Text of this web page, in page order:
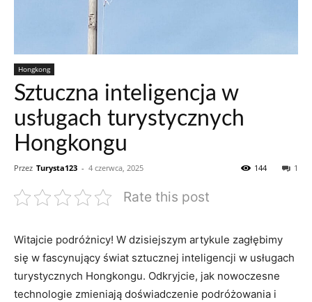
Hongkong
Sztuczna inteligencja w
usługach turystycznych
Hongkongu
Przez Turysta123 - 4 czerwca, 2025 1
144
Rate this post
Witajcie podróżnicy!⁤ W dzisiejszym ⁣artykule zagłębimy
się w fascynujący świat⁣ sztucznej inteligencji w usługach
turystycznych Hongkongu. Odkryjcie,‌ jak nowoczesne
technologie zmieniają doświadczenie podróżowania i⁤